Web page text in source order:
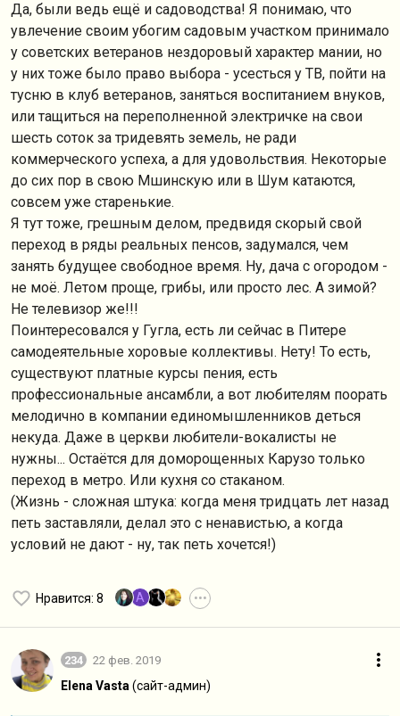
Да, были ведь ещё и садоводства! Я понимаю, что
увлечение своим убогим садовым участком принимало
у советских ветеранов нездоровый характер мании, но
у них тоже было право выбора - усесться у ТВ, пойти на
тусню в клуб ветеранов, заняться воспитанием внуков,
или тащиться на переполненной электричке на свои
шесть соток за тридевять земель, не ради
коммерческого успеха, а для удовольствия. Некоторые
до сих пор в свою Мшинскую или в Шум катаются,
совсем уже старенькие.
Я тут тоже, грешным делом, предвидя скорый свой
переход в ряды реальных пенсов, задумался, чем
занять будущее свободное время. Ну, дача с огородом -
не моё. Летом проще, грибы, или просто лес. А зимой?
Не телевизор же!!!
Поинтересовался у Гугла, есть ли сейчас в Питере
самодеятельные хоровые коллективы. Нету! То есть,
существуют платные курсы пения, есть
профессиональные ансамбли, а вот любителям поорать
мелодично в компании единомышленников деться
некуда. Даже в церкви любители-вокалисты не
нужны... Остаётся для доморощенных Карузо только
переход в метро. Или кухня со стаканом.
(Жизнь - сложная штука: когда меня тридцать лет назад
петь заставляли, делал это с ненавистью, а когда
условий не дают - ну, так петь хочется!)
Нравится: 8 A •••
234 22 фев. 2019
Elena Vasta (сайт-админ)